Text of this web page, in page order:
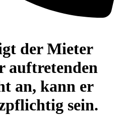
der Mieter
auftretenden
an, kann er
sein.